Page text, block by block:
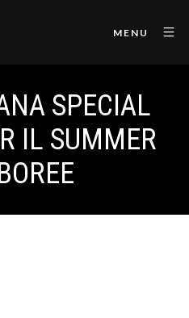
MENU
SPECIAL
IL SUMMER